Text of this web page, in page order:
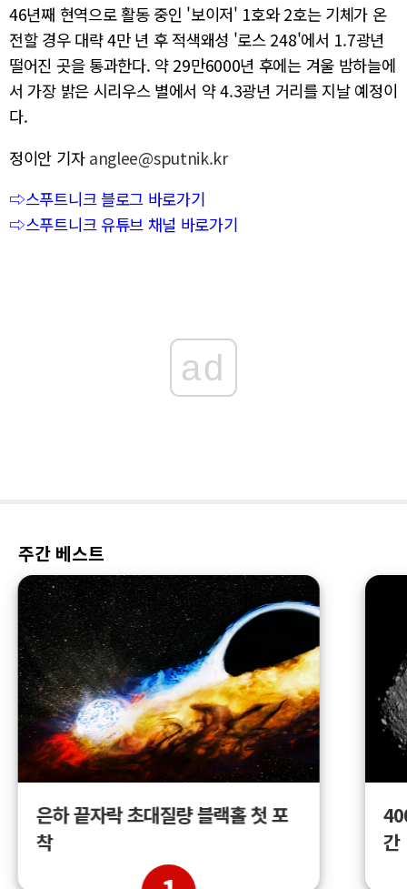
46년째 현역으로 활동 중인 '보이저' 1호와 2호는 기체가 온
전할 경우 대략 4만 년 후 적색왜성 '로스 248'에서 1.7광년
떨어진 곳을 통과한다. 약 29만6000년 후에는 겨울 밤하늘에
서 가장 밝은 시리우스 별에서 약 4.3광년 거리를 지날 예정이
다.
정이안 기자 anglee@sputnik.kr
⇨스푸트니크 블로그 바로가기
⇨스푸트니크 유튜브 채널 바로가기
ad
주간 베스트
은하 끝자락 초대질량 블랙홀 첫 포
착
간